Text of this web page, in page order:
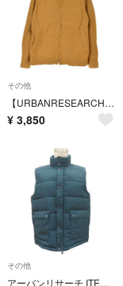
その他
【URBANRESEARCH】UR66-17K001 ジップアップ ブルゾンジャケット
¥ 3,850
その他
アーバンリサーチ ITEMS 中綿ベスト L 緑 スタンドカラー ミドル丈